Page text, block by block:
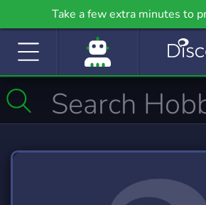
Take a few extra minutes to
community even further on